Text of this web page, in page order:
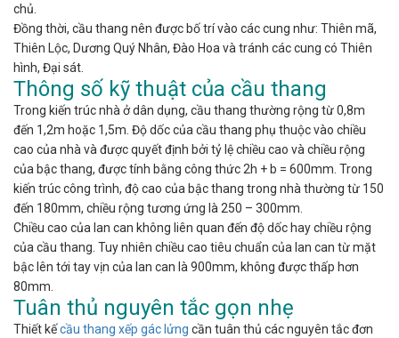
chủ.
Đồng thời, cầu thang nên được bố trí vào các cung như: Thiên mã,
Thiên Lộc, Dương Quý Nhân, Đào Hoa và tránh các cung có Thiên
hình, Đại sát.
Thông số kỹ thuật của cầu thang
Trong kiến trúc nhà ở dân dụng, cầu thang thường rộng từ 0,8m
đến 1,2m hoặc 1,5m. Độ dốc của cầu thang phụ thuộc vào chiều
cao của nhà và được quyết định bởi tỷ lệ chiều cao và chiều rộng
của bậc thang, được tính bằng công thức 2h + b = 600mm. Trong
kiến trúc công trình, độ cao của bậc thang trong nhà thường từ 150
đến 180mm, chiều rộng tương ứng là 250 – 300mm.
Chiều cao của lan can không liên quan đến độ dốc hay chiều rộng
của cầu thang. Tuy nhiên chiều cao tiêu chuẩn của lan can từ mặt
bậc lên tới tay vịn của lan can là 900mm, không được thấp hơn
80mm.
Tuân thủ nguyên tắc gọn nhẹ
Thiết kếcầu thang xếp gác lửng cần tuân thủ các nguyên tắc đơn